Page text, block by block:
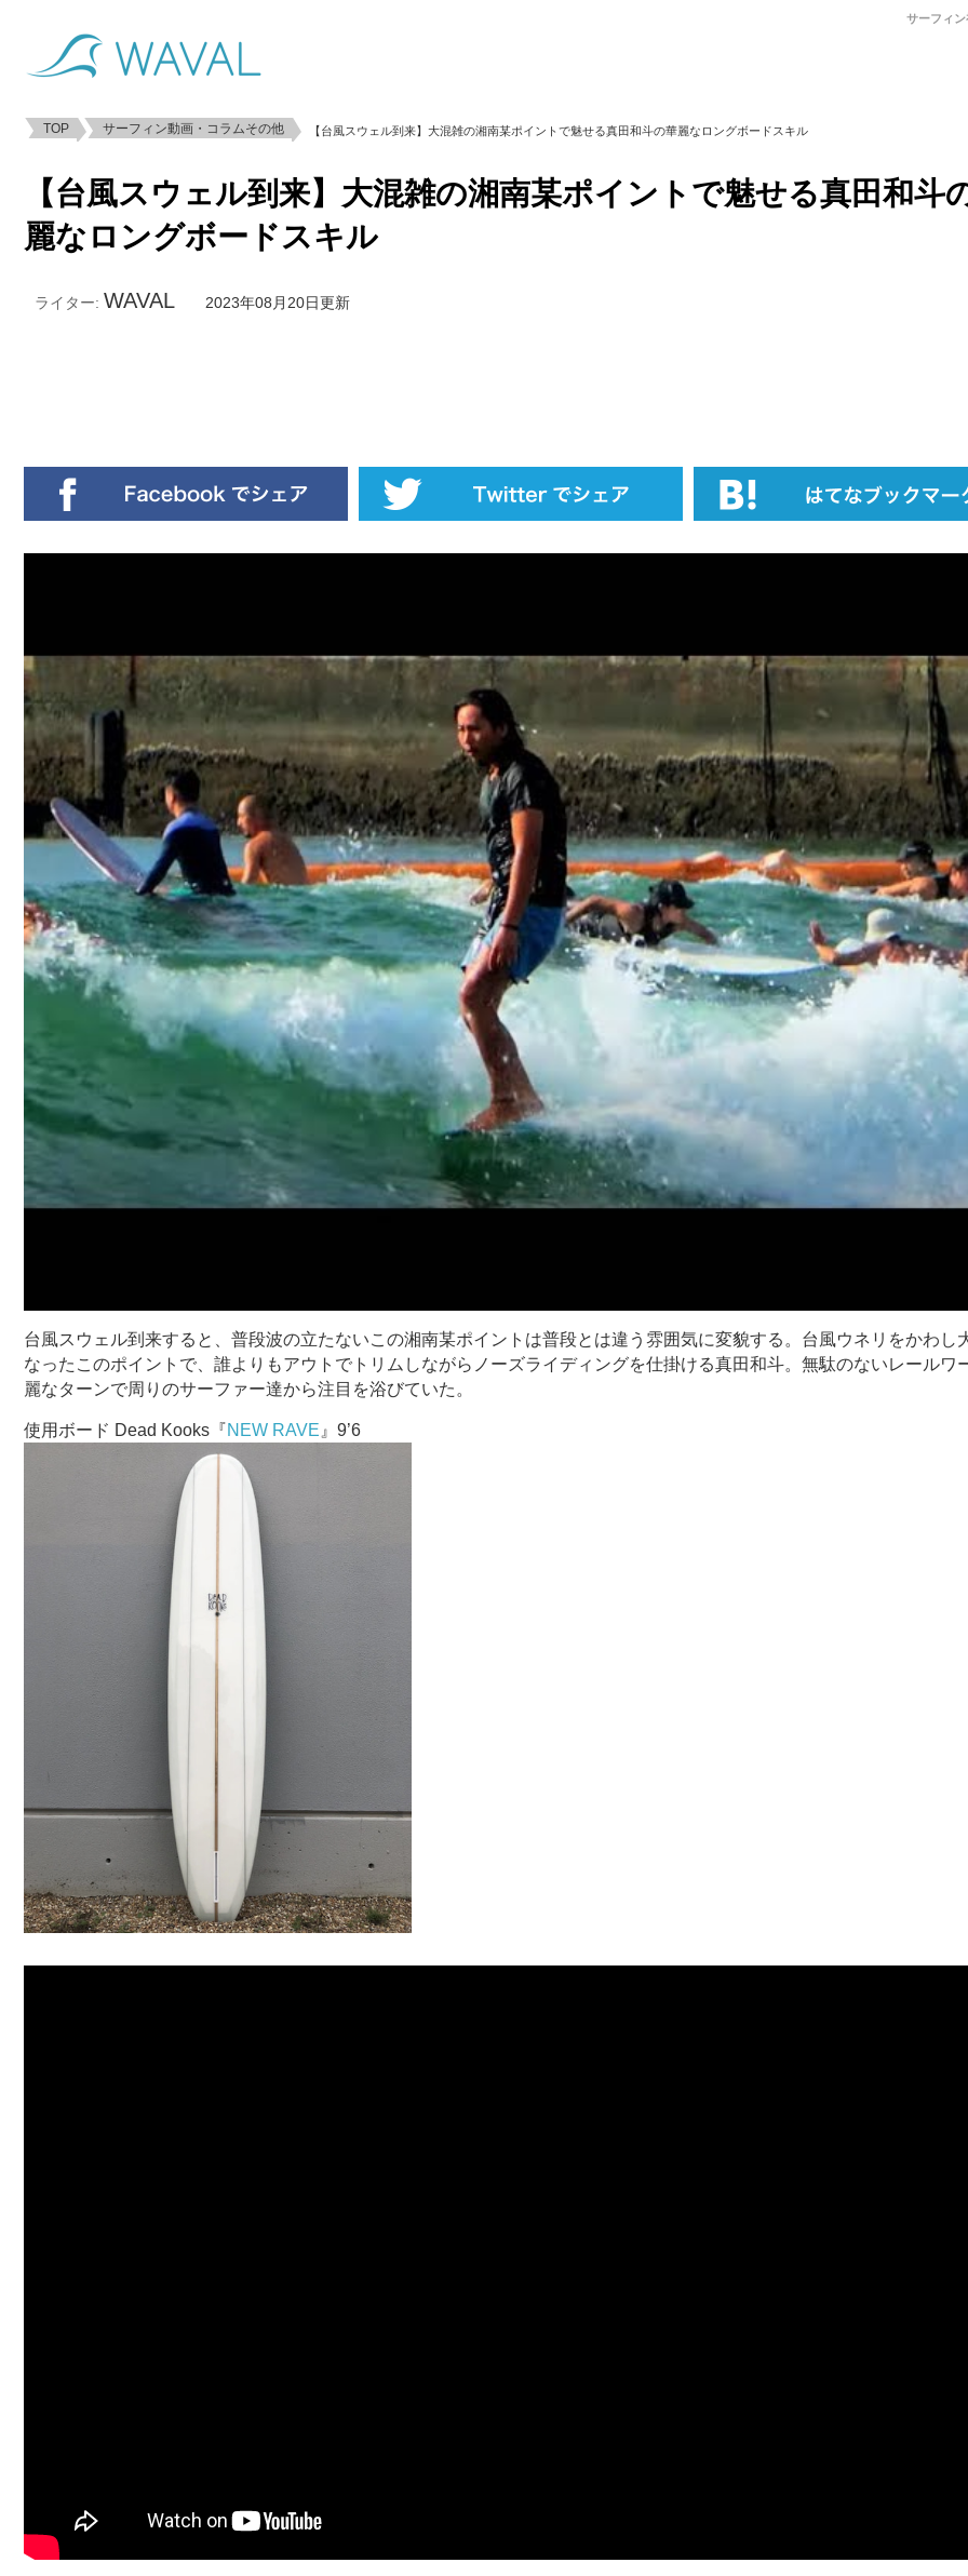
サーフィ
TOP サーフィン動画・コラムその他 【台風スウェル到来】大混雑の湘南某ポイントで魅せる真田和斗の華麗なロングボードスキル
【台風スウェル到来】大混雑の湘南某ポイントで魅せる真田和斗
麗なロングボードスキル
ライター: WAVAL 2023年08月20日更新
台風スウェル到来すると、普段波の立たないこの湘南某ポイントは普段とは違う雰囲気に変貌する。台風ウネリをかわし
なったこのポイントで、誰よりもアウトでトリムしながらノーズライディングを仕掛ける真田和斗。無駄のないレールワ
麗なターンで周りのサーファー達から注目を浴びていた。
使用ボード Dead Kooks『NEW RAVE 』9’6